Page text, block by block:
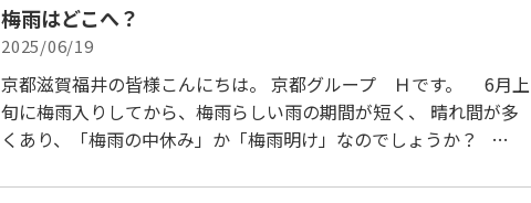
梅雨はどこへ？
2025/06/19
京都滋賀福井の皆様こんにちは。 京都グループ Ｈです。 6月上
旬に梅雨入りしてから、梅雨らしい雨の期間が短く、 晴れ間が多
くあり、「梅雨の中休み」か「梅雨明け」なのでしょうか？ …